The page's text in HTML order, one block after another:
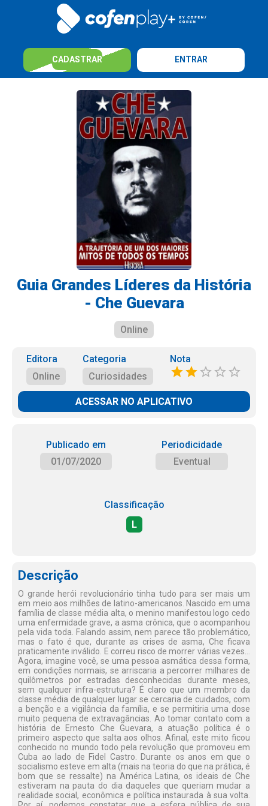
CADASTRAR ENTRAR
Guia Grandes Líderes da História
- Che Guevara
Online
Editora
Online
Categoria
Curiosidades
Nota
ACESSAR NO APLICATIVO
Publicado em
01/07/2020
Periodicidade
Eventual
Classificação
L
Descrição
O grande herói revolucionário tinha tudo para ser mais um
em meio aos milhões de latino-americanos. Nascido em uma
família de classe média alta, o menino manifestou logo cedo
uma enfermidade grave, a asma crônica, que o acompanhou
pela vida toda. Falando assim, nem parece tão problemático,
mas o fato é que, durante as crises de asma, Che ficava
praticamente inválido. E correu risco de morrer várias vezes...
Agora, imagine você, se uma pessoa asmática dessa forma,
em condições normais, se arriscaria a percorrer milhares de
quilômetros por estradas desconhecidas durante meses,
sem qualquer infra-estrutura? É claro que um membro da
classe média de qualquer lugar se cercaria de cuidados, com
a benção e a vigilância da família, e se permitiria uma dose
muito pequena de extravagâncias. Ao tomar contato com a
história de Ernesto Che Guevara, a atuação política é o
primeiro aspecto que salta aos olhos. Afinal, este mito ficou
conhecido no mundo todo pela revolução que promoveu em
Cuba ao lado de Fidel Castro. Durante os anos em que o
socialismo esteve em alta (mais na teoria do que na prática, é
bom que se ressalte) na América Latina, os ideais de Che
estiveram na pauta do dia daqueles que queriam mudar a
realidade social, econômica e política instaurada à sua volta.